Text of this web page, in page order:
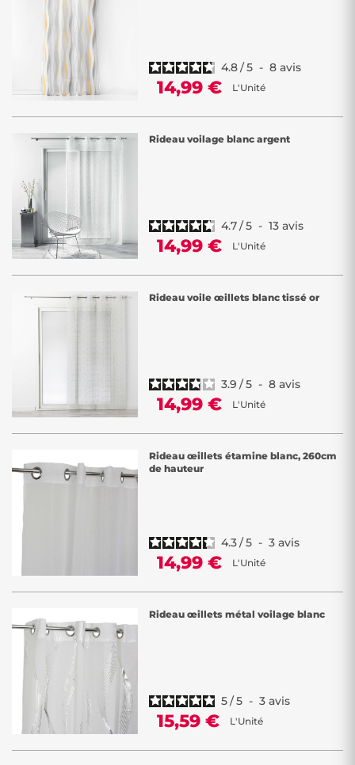
4.8/5 - 8 avis
14,99 € L'Unité
Rideau voilage blanc argent
4.7/5 - 13 avis
14,99 € L'Unité
Rideau voile œillets blanc tissé or
3.9 /5 - 8 avis
14,99 € L'Unité
Rideau œillets étamine blanc, 260cm
de hauteur
4.3/5 - 3 avis
14,99 € L'Unité
Rideau œillets métal voilage blanc
5/5 - 3 avis
15,59 € L'Unité